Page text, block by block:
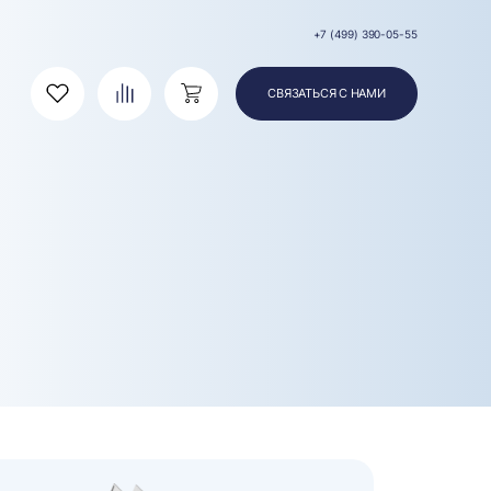
+7 (499) 390-05-55
Избранное СравнениеКорзина СВЯЗАТЬСЯ С НАМИ